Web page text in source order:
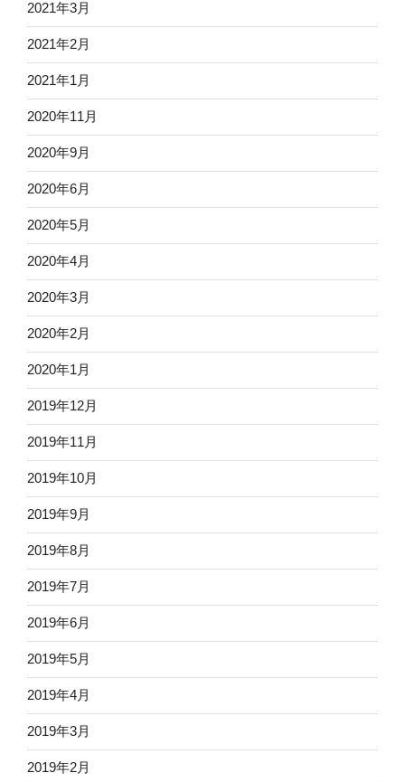
2021年3月
2021年2月
2021年1月
2020年11月
2020年9月
2020年6月
2020年5月
2020年4月
2020年3月
2020年2月
2020年1月
2019年12月
2019年11月
2019年10月
2019年9月
2019年8月
2019年7月
2019年6月
2019年5月
2019年4月
2019年3月
2019年2月